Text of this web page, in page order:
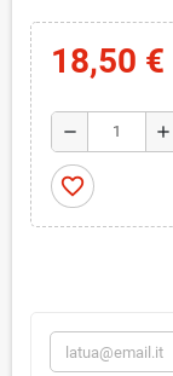
18,50 €
remove add
favorite_border